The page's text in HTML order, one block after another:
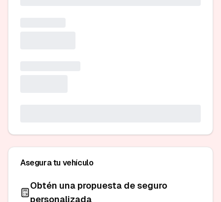
Asegura tu vehículo
Obtén una propuesta de seguro
personalizada